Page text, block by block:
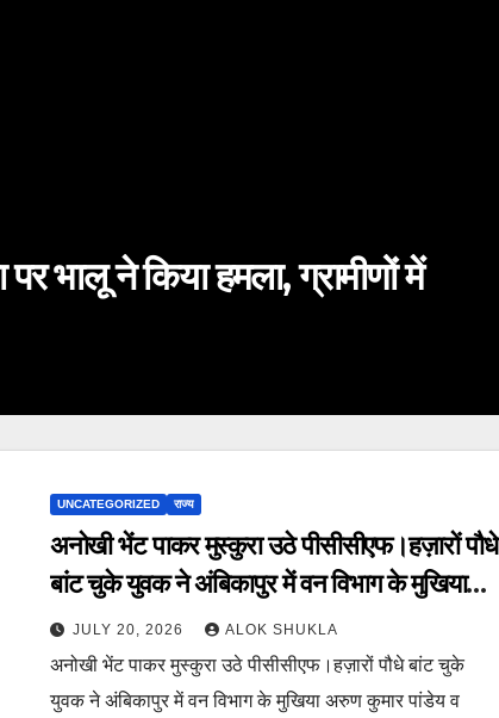
भालू ने किया हमला, ग्रामीणों में
UNCATEGORIZED राज्य
अनोखी भेंट पाकर मुस्कुरा उठे पीसीसीएफ।हज़ारों पौधे
बांट चुके युवक ने अंबिकापुर में वन विभाग के मुखिया
अरुण कुमार पांडेय व डीएफओ को पौधा देकर माँ
महामाया पहाड़ के संरक्षण व संवर्धन की विज्ञप्ति दी।
JULY 20, 2026 ALOK SHUKLA
अनोखी भेंट पाकर मुस्कुरा उठे पीसीसीएफ।हज़ारों पौधे बांट चुके
युवक ने अंबिकापुर में वन विभाग के मुखिया अरुण कुमार पांडेय व